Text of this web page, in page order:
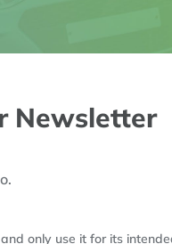
Newsletter
only use it for its